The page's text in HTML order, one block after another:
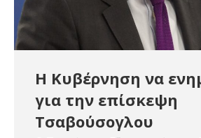
Η Κυβέρνηση να
για την επίσκεψη
Τσαβούσογλου